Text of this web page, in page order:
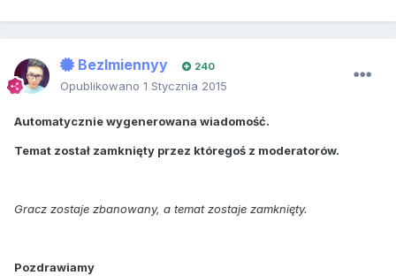
BezImiennyy 240
Opublikowano 1 Stycznia 2015
Automatycznie wygenerowana wiadomość.
Temat został zamknięty przez któregoś z moderatorów.
Gracz zostaje zbanowany, a temat zostaje zamknięty.
Pozdrawiamy